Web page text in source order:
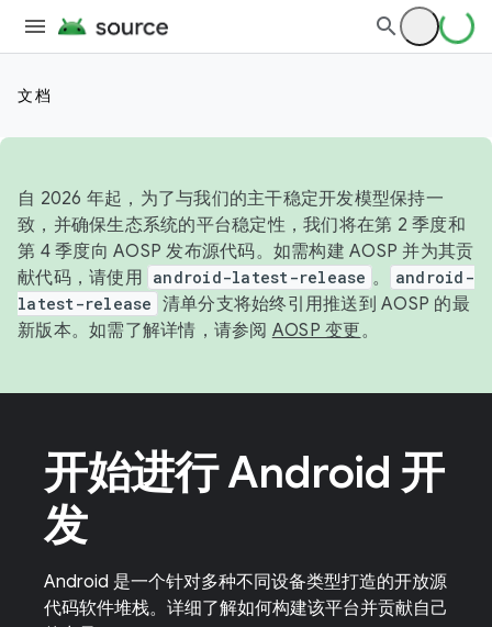
文档
自 2026 年起，为了与我们的主干稳定开发模型保持一
致，并确保生态系统的平台稳定性，我们将在第 2 季度和
第 4 季度向 AOSP 发布源代码。如需构建 AOSP 并为其贡
献代码，请使用 android-latest-release 。
android-
latest-release 清单分支将始终引用推送到 AOSP 的最
新版本。如需了解详情，请参阅 AOSP 变更。
开始进行 Android 开
发
Android 是一个针对多种不同设备类型打造的开放源
代码软件堆栈。详细了解如何构建该平台并贡献自己